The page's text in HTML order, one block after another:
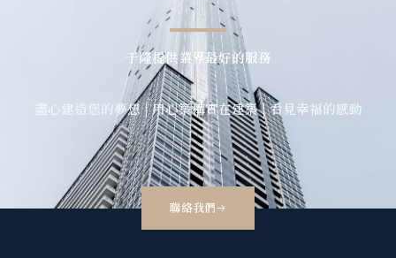
于隆提供業界最好的服務
盡心建造您的夢想 | 用心築構實在建築 | 看見幸福的感動
聯絡我們